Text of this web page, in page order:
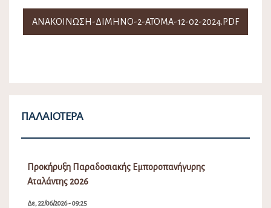
ΑΝΑΚΟΙΝΩΣΗ-ΔΙΜΗΝΟ-2-ΑΤΟΜΑ-12-02-2024.PDF
ΠΑΛΑΙΌΤΕΡΑ
Προκήρυξη Παραδοσιακής Εμποροπανήγυρης
Αταλάντης 2026
Δε, 22/06/2026 - 09:25